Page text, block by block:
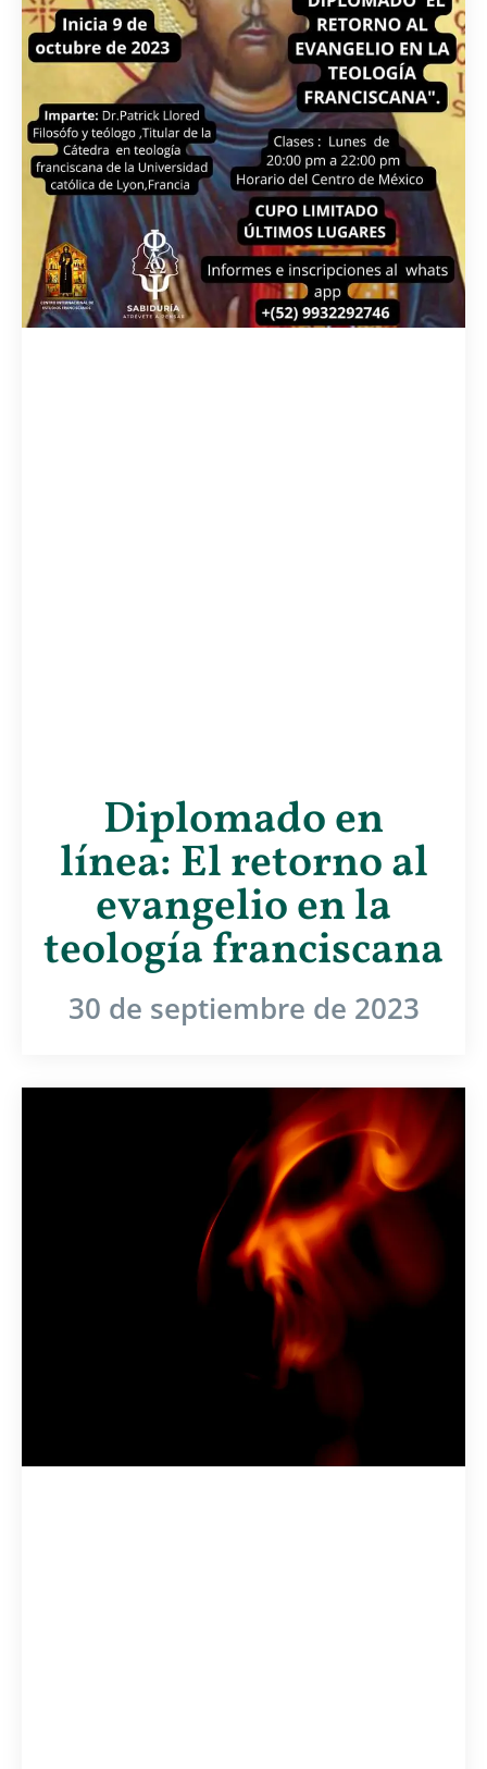
Diplomado en
línea: El retorno al
evangelio en la
teología franciscana
30 de septiembre de 2023